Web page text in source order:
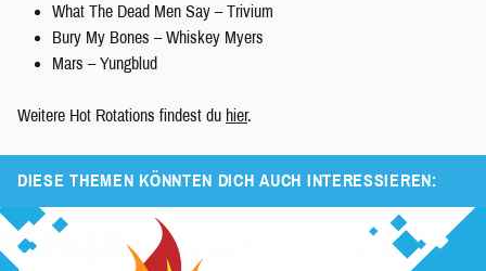
What The Dead Men Say – Trivium
Bury My Bones – Whiskey Myers
Mars – Yungblud
Weitere Hot Rotations findest du hier.
DIESE THEMEN KÖNNTEN DICH AUCH INTERESSIEREN: